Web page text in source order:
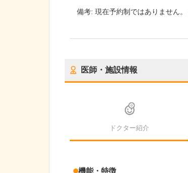
備考:現在予約制ではありません
医師・施設情報
ドクター紹介
機能・特徴